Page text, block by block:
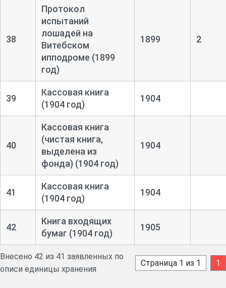
38
Протокол
испытаний
лошадей на
Витебском
ипподроме (1899
год)
1899 2
39
Кассовая книга
(1904 год)
1904
40
Кассовая книга
(чистая книга,
выделена из
фонда) (1904 год)
1904
41
Кассовая книга
(1904 год)
1904
42
Книга входящих
бумаг (1904 год)
1905
Внесено 42 из 41 заявленных по
описи единицы хранения
Страница 1 из 1 1